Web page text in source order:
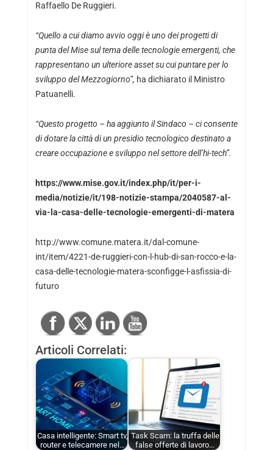
Raffaello De Ruggieri.
“Quello a cui diamo avvio oggi è uno dei progetti di
punta del Mise sul tema delle tecnologie emergenti, che
rappresentano un ulteriore asset su cui puntare per lo
sviluppo del Mezzogiorno”, ha dichiarato il Ministro
Patuanelli.
“Questo progetto – ha aggiunto il Sindaco – ci consente
di dotare la città di un presidio tecnologico destinato a
creare occupazione e sviluppo nel settore dell’hi-tech”.
https://www.mise.gov.it/index.php/it/per-i-
media/notizie/it/198-notizie-stampa/2040587-al-
via-la-casa-delle-tecnologie-emergenti-di-matera
http://www.comune.matera.it/dal-comune-
int/item/4221-de-ruggieri-con-l-hub-di-san-rocco-e-la-
casa-delle-tecnologie-matera-sconfigge-l-asfissia-di-
futuro
Articoli Correlati:
Casa intelligente: Smart tv,
router e telecamere nel…
Task Scam: la truffa delle
false offerte di lavoro…